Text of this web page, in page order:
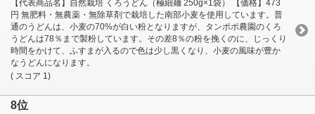
【代表商品名】自然栽培 くろうどん（極細麺 250g×1袋） 【価格】473
円 無肥料・無農薬・無除草剤で栽培した南部小麦を使用しています。普
通のうどんは、小麦の70%が白い粉となりますが、タンポポ農園のくろ
うどんは78％まで製粉しています。その差8％の粉を挽くのに、じっくり
時間をかけて、ふすまが入るので色は少し黒くなり、小麦の風味が豊か
なうどんになります。
( スコア 1)
8位